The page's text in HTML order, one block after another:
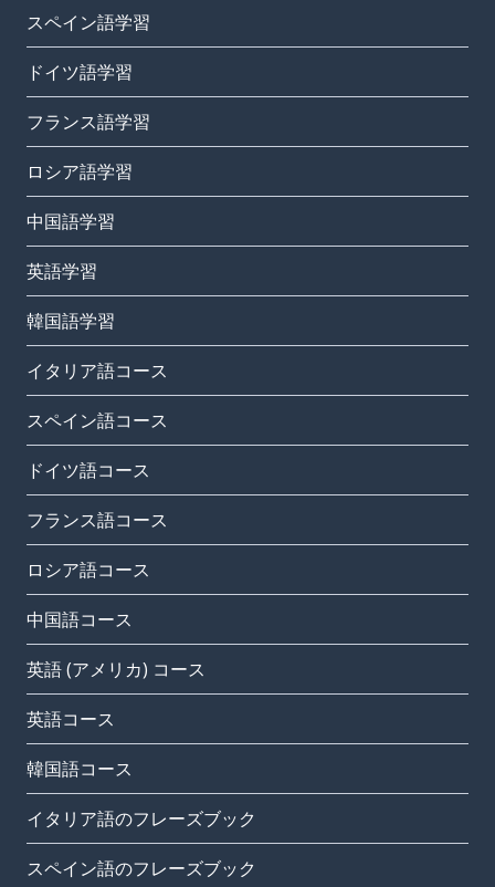
スペイン語学習
ドイツ語学習
フランス語学習
ロシア語学習
中国語学習
英語学習
韓国語学習
イタリア語コース
スペイン語コース
ドイツ語コース
フランス語コース
ロシア語コース
中国語コース
英語 (アメリカ) コース
英語コース
韓国語コース
イタリア語のフレーズブック
スペイン語のフレーズブック